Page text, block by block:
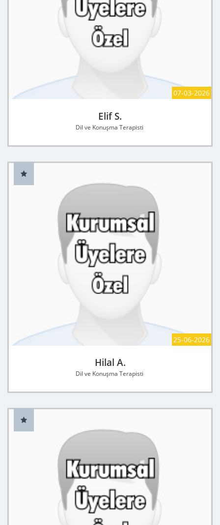
07-03-2026
Elif S.
Dil ve Konuşma Terapisti
25-06-2026
Hilal A.
Dil ve Konuşma Terapisti